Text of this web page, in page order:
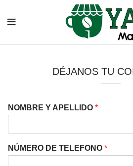
DÉJANOS TU
NOMBRE Y APELLIDO *
NÚMERO DE TELEFONO *